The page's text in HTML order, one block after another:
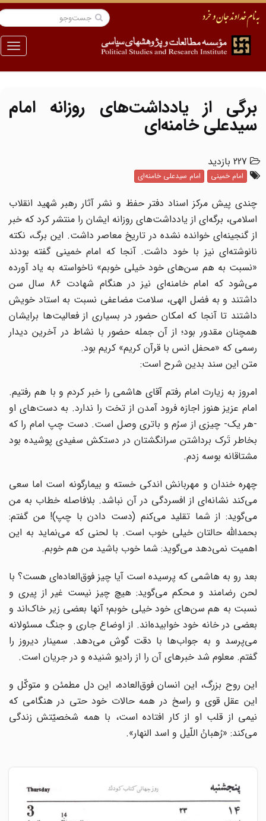
منو
برگی از یادداشت‌های روزانه امام
سیدعلی خامنه‌ای
227 بازدید
امام خمینی امام سیدعلی خامنه‌ای
چندی پیش مرکز اسناد دفتر حفظ و نشر آثار رهبر شهید انقلاب
اسلامی، برگه‌ای از یادداشت‌های روزانه ایشان را منتشر کرد که خبر
از گنجینه‌ای خوانده نشده در تاریخ معاصر داشت. این برگ، نکته
نانوشته‌ای نیز با خود داشت. آنجا که امام خمینی گفته بودند
«نسبت به هم سن‌های خود خیلی خوبم» ناخواسته به یاد آورده
می‌شود که امام خامنه‌ای نیز در هنگام شهادت ۸۶ سال سن
داشتند و به فضل الهی، سلامت مضاعفی نسبت به استاد خویش
داشتند تا آنجا که امکان حضور در بسیاری از فعالیت‌ها برایشان
همچنان مقدور بود؛ از آن جمله حضور با نشاط در آخرین دیدار
رسمی که «محفل انس با قرآن کریم»‌ کریم بود.
متن این سند بدین شرح است:
امروز به زیارت امام رفتم آقای هاشمی را خبر کردم و با هم رفتیم.
امام عزیز هنوز اجازه فرود آمدن از تخت را ندارد. به دست‌های او
-هر یک- چیزی از سرُم و باتری وصل است. دست چپ امام را که
بخاطر تَرک برداشتن سرانگشتان در دستکش سفیدی پوشیده بود
مشتاقانه بوسه زدم.
چهره خندان و مهربانش اندکی خسته و بیمارگونه است اما سعی
می‌کند نشانه‌ای از افسردگی در آن نباشد. بلافاصله خطاب به من
می‌گوید: از شما تقلید می‌کنم (دست دادن با چپ)! من گفتم:
بحمدالله حالتان خیلی خوب است. با لحنی که می‌نماید به این
اهمیت نمی‌دهد می‌گوید: شما خوب باشید من هم خوبم.
بعد رو به هاشمی که پرسیده است آیا چیز فوق‌العاده‌ای هست؟ با
لحن رضامند و محکم می‌گوید: هیچ چیز نیست غیر از پیری و
نسبت به هم سن‌های خود خیلی خوبم؛ آنها بعضی زیر خاک‌اند و
بعضی در خانه خود خوابیده‌اند. از اوضاع جاری و جنگ مسئولانه
می‌پرسد و به جواب‌ها با دقت گوش می‌دهد. سمینار دیروز را
گفتم. معلوم شد خبرهای آن را از رادیو شنیده و در جریان است.
این روح بزرگ، این انسان فوق‌العاده، این دل مطمئن و متوکّل و
این عقل قوی و راسخ در همه حالات خود حتی در هنگامی که
نیمی از قلب او از کار افتاده است، با همه شخصیّتش زندگی
می‌کند: «رُهبانُ اللّیل و اسد النهار».